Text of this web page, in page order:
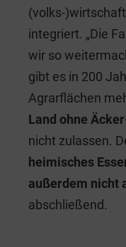
(volks-
integriert. „Die
wir so
gibt es in 200
Agrarflächen
Land ohne
nicht zulassen.
heimisches
außerdem nicht
abschließend.